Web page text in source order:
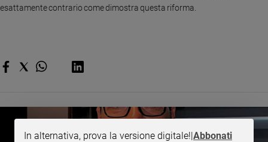
Riflessioni
esattamente contrario come dimostra questa riforma.
In alternativa, prova la versione digitale!|Abbonati